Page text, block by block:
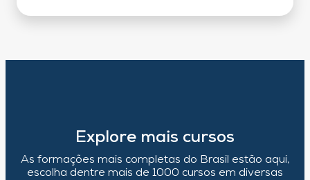
Explore mais cursos
As formações mais completas do Brasil estão aqui,
escolha dentre mais de 1000 cursos em diversas